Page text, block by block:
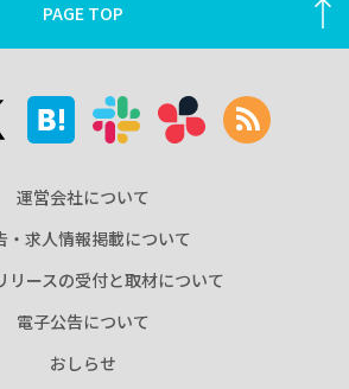
PAGE TOP
運営会社について
・求人情報掲載について
リースの受付と取材について
電子公告について
おしらせ